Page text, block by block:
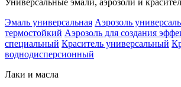
Универсальные эмали, аэрозоли и
Эмаль универсальная Аэрозоль
термостойкий Аэрозоль для создания
специальный Краситель универсальный
воднодисперсионный
Лаки и масла